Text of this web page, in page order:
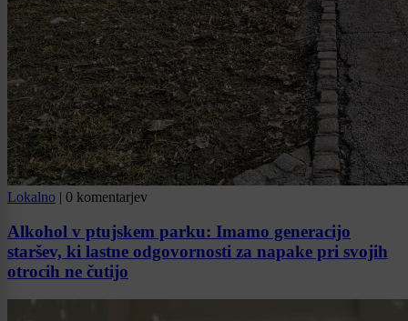
Lokalno | 0 komentarjev
Alkohol v ptujskem parku: Imamo generacijo
staršev, ki lastne odgovornosti za napake pri svojih
otrocih ne čutijo